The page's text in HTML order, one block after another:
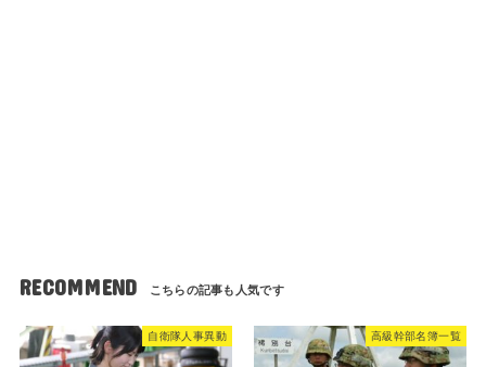
RECOMMEND
自衛隊人事異動 高級幹部名簿一覧